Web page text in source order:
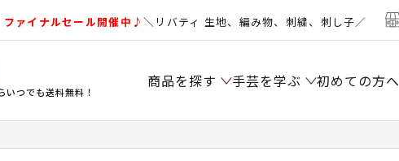
ファイナルセール開催中♪＼リバティ 生地、編み物、刺繍、刺し子／
つでも送料無料！
商品を探す 手芸を学ぶ 初めての方へ